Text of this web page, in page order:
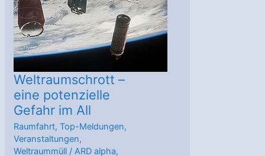
sein
ʺCosmic
Kissʺ
Weltraumschrott –
eine potenzielle
Gefahr im All
Raumfahrt,Top-Meldungen,
Veranstaltungen,
Weltraummüll /ARD alpha,